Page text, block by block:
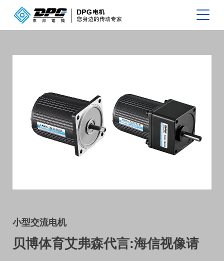
小型交流电机
贝博体育艾弗森代言:海信视像请